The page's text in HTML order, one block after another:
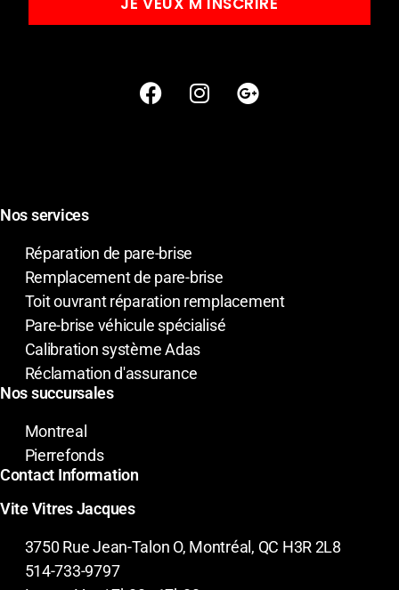
Nos services
Réparation de pare-brise
Remplacement de pare-brise
Toit ouvrant réparation remplacement
Pare-brise véhicule spécialisé
Calibration système Adas
Réclamation d'assurance
Nos succursales
Montreal
Pierrefonds
Contact Information
Vite Vitres Jacques
3750 Rue Jean-Talon O, Montréal, QC H3R 2L8
514-733-9797